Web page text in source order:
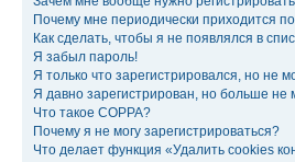
Почему мне периодически приходится
Как сделать, чтобы я не появлялся в
Я забыл пароль!
Я только что зарегистрировался, но не
Я давно зарегистрирован, но больше не
Что такое COPPA?
Почему я не могу зарегистрироваться?
Что делает функция «Удалить cookies